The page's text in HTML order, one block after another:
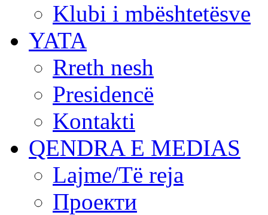
Klubi i mbështetësve
YATA
Rreth nesh
Presidencë
Kontakti
QENDRA E MEDIAS
Lajme/Të reja
Проекти